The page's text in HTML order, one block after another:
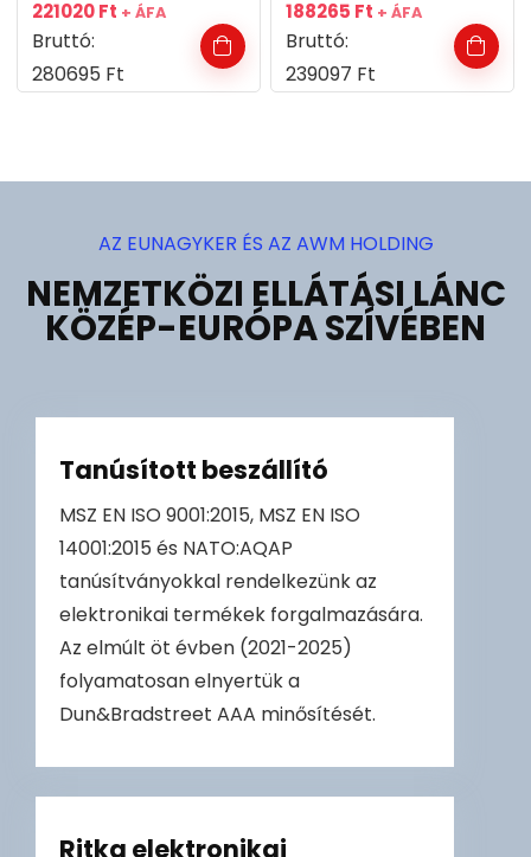
videókártya
221020Ft + ÁFA
Bruttó:
280695 Ft
videókártya
188265 Ft + ÁFA
Bruttó:
239097 Ft
AZ EUNAGYKER ÉS AZ AWM HOLDING
NEMZETKÖZI ELLÁTÁSI LÁNC
KÖZÉP-EURÓPA SZÍVÉBEN
Tanúsított beszállító
MSZ EN ISO 9001:2015, MSZ EN ISO
14001:2015 és NATO:AQAP
tanúsítványokkal rendelkezünk az
elektronikai termékek forgalmazására.
Az elmúlt öt évben (2021-2025)
folyamatosan elnyertük a
Dun&Bradstreet AAA minősítését.
Ritka elektronikai